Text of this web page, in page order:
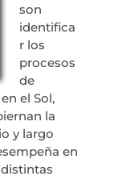
son
identifica
r los
procesos
de
el Sol,
la
y largo
en